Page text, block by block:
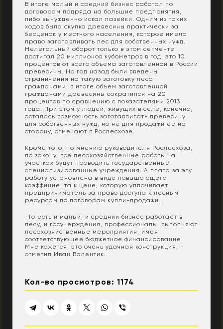
В итоге малый и средний бизнес работал по
договорам подряда на большие предприятия,
либо вынужденно искал лазейки. Одним из таких
ходов была скупка древесины практически за
бесценок у местного населения, которое имело
право заготавливать лес для собственных нужд.
Нелегальный оборот только в этом сегменте
достигал 20 миллионов кубометров в год, это 10
процентов от всего объема заготовленной в России
древесины. Но год назад были введены
ограничения на такую заготовку леса
гражданами, в итоге объем заготовленной
гражданами древесины сократился на 20
процентов по сравнению с показателями 2013
года. При этом у людей, живущих в селе, конечно,
осталась возможность заготавливать древесину
для собственных нужд, но не для продажи ее на
сторону, отмечают в Рослесхозе.
Кроме того, по мнению руководителя Рослесхоза,
по закону, все лесохозяйственные работы на
участках будут проводить государственные
специализированные учреждения. А плата за эту
работу установлена в виде повышающего
коэффициента к цене, которую уплачивает
предприниматель за право доступа к лесным
ресурсам по договорам купли-продажи.
-То есть и малый, и средний бизнес работает в
лесу, и госучерждения, профессионалы, выполняют
лесохозяйственные мероприятия, имея
соответствующее бюджетное финансирование.
Мне кажется, это очень удачная конструкция, -
отметил Иван Валентик.
Кол-во просмотров: 1174